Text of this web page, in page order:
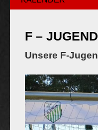
F –
Unsere F-